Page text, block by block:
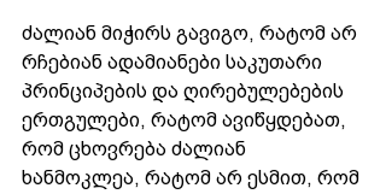
ძალიან მიჭირს გავიგო, რატომ არ
რჩებიან ადამიანები საკუთარი
პრინციპების და ღირებულებების
ერთგულები, რატომ ავიწყდებათ,
რომ ცხოვრება ძალიან
ხანმოკლეა, რატომ არ ესმით, რომ